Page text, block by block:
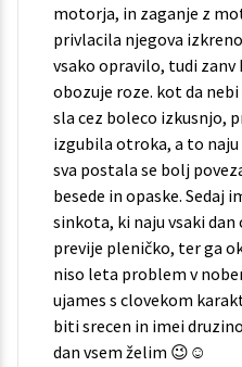
motorja, in zaganje z
privlacila njegova
vsako opravilo, tudi
obozuje roze. kot da nebi
sla cez boleco izkusnjo,
izgubila otroka, a to
sva postala se bolj
besede in opaske. Sedaj
sinkota, ki naju vsaki
previje pleničko, ter ga
niso leta problem v
ujames s clovekom
biti srecen in imei
dan vsem želim 😉☺